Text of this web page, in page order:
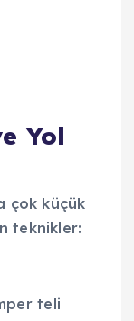
Yol
çok küçük
teknikler:
teli